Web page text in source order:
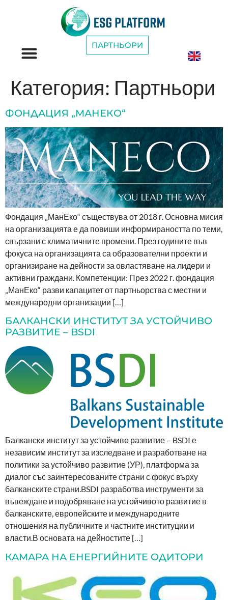
ПАРТНЬОРИ
Категория: Партньори
ФОНДАЦИЯ „МАНЕКО“
Фондация „МанЕко“ съществува от 2018 г. Основна мисия
на организацията е да повиши информираността по теми,
свързани с климатичните промени. През годините във
фокуса на организацията са образователни проекти и
организиране на дейности за овластяване на лидери и
активни граждани. Компетенции: През 2022 г. фондация
„МанЕко“ разви капацитет от партньорства с местни и
международни организации […]
БАЛКАНСКИ ИНСТИТУТ ЗА УСТОЙЧИВО
РАЗВИТИЕ – BSDI
Балкански институт за устойчиво развитие – BSDI е
независим институт за изследване и разработване на
политики за устойчиво развитие (УР), платформа за
диалог със заинтересованите страни с фокус върху
балканските страни.BSDI разработва инструменти за
въвеждане и подобряване на устойчивото развитие в
балканските, европейските и международните
отношения на публичните и частните институции и
власти.В основата на дейностите […]
КАМАРА НА ЕНЕРГИЙНИТЕ ОДИТОРИ